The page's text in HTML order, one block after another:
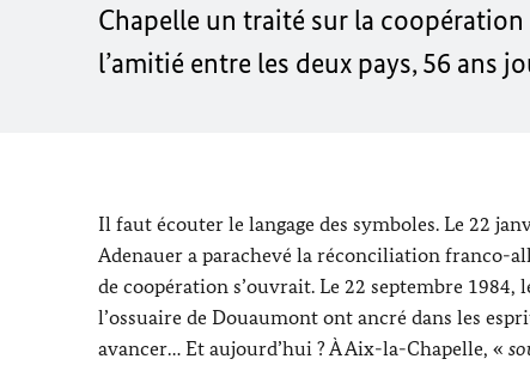
Chapelle un traité sur la
l’amitié entre les deux pays, 56 ans
Il faut écouter le langage des symboles. Le 22
Adenauer a parachevé la réconciliation franco-
de coopération s’ouvrait. Le 22 septembre 1984,
l’ossuaire de Douaumont ont ancré dans les
avancer… Et aujourd’hui ? À Aix-la-Chapelle, «